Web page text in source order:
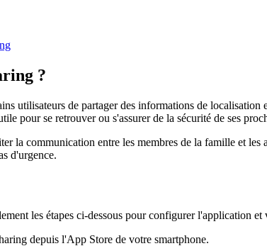
?
utilisateurs de partager des informations de
pour se retrouver ou s'assurer de la sécurité de ses
la communication entre les membres de la famille et
d'urgence.
les étapes ci-dessous pour configurer l'application
depuis l'App Store de votre smartphone.